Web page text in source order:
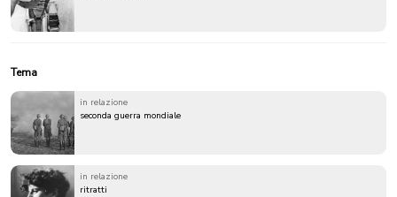
Tema
in relazione
seconda guerra mondiale
in relazione
ritratti